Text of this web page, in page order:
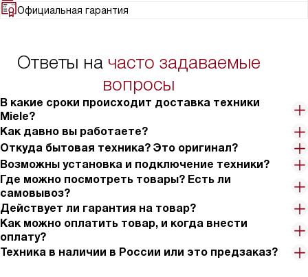
Официальная гарантия
Ответы на часто задаваемые
вопросы
В какие сроки происходит доставка техники
Miele?
Как давно вы работаете?
Откуда бытовая техника? Это оригинал?
Возможны установка и подключение техники?
Где можно посмотреть товары? Есть ли
самовывоз?
Действует ли гарантия на товар?
Как можно оплатить товар, и когда внести
оплату?
Техника в наличии в России или это предзаказ?